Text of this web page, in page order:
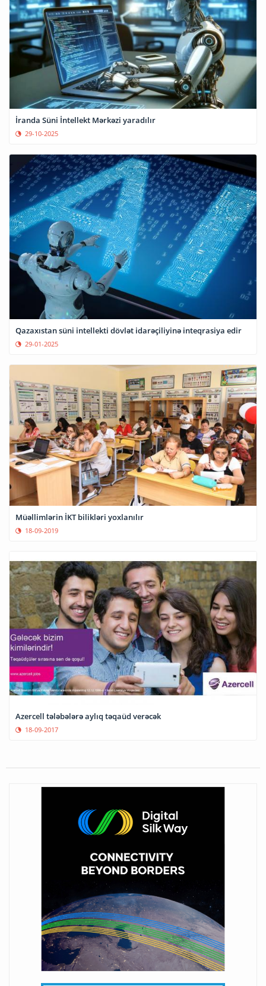
İranda Süni İntellekt Mərkəzi yaradılır
29-10-2025
Qazaxıstan süni intellekti dövlət idarəçiliyinə inteqrasiya edir
29-01-2025
Müəllimlərin İKT bilikləri yoxlanılır
18-09-2019
Azercell tələbələrə aylıq təqaüd verəcək
18-09-2017